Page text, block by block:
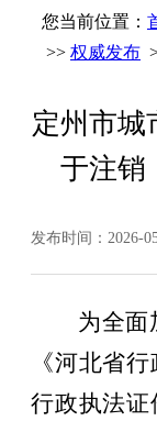
您当前位置：
>> 权威发布
定州市城
于注销
发布时间：2026-
为全面
《河北省行
行政执法